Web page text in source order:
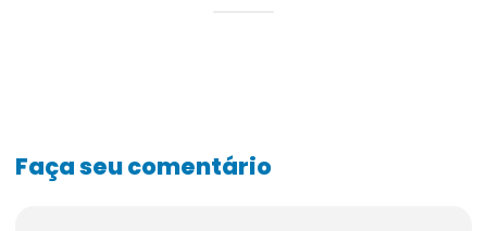
Faça seu comentário